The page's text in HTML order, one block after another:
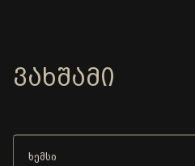
ᲕᲐᲮᲨᲐᲛᲘ
ხემსი